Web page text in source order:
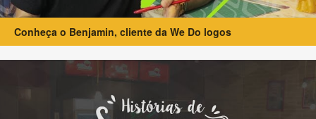
Conheça o Benjamin, cliente da We Do logos